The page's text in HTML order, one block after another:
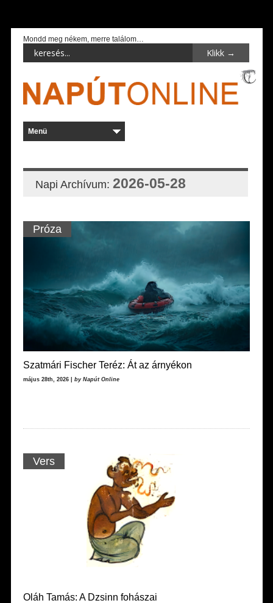
Mondd meg nékem, merre találom…
Napi Archívum: 2026-05-28
Próza
Szatmári Fischer Teréz: Át az árnyékon
május 28th, 2026 | by Napút Online
Vers
Oláh Tamás: A Dzsinn fohászai